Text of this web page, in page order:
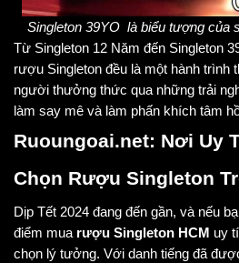
Singleton 39YO là biểu tượng của
Từ Singleton 12 Năm đến Singleton
rượu Singleton đều là một hành trình
người thưởng thức qua những trải
làm say mê và làm phấn khích tâm
Ruoungoai.net: Nơi Uy
Chọn Rượu Singleton
Dịp Tết 2024 đang đến gần, và nếu
điểm mua rượu Singleton HCM uy
chọn lý tưởng. Với danh tiếng đã